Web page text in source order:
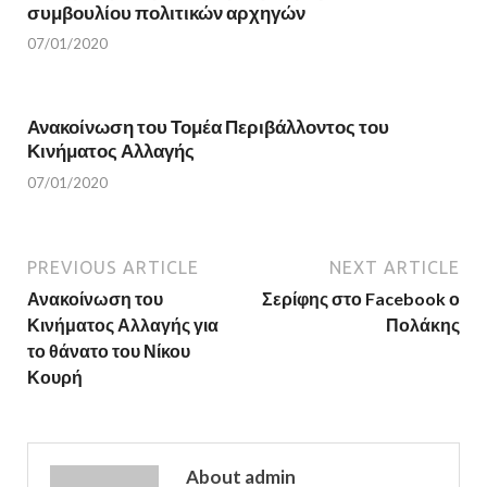
)
συμβουλίου πολιτικών αρχηγών
07/01/2020
Ανακοίνωση του Τομέα Περιβάλλοντος του
Κινήματος Αλλαγής
07/01/2020
PREVIOUS ARTICLE
Ανακοίνωση του
Κινήματος Αλλαγής για
το θάνατο του Νίκου
Κουρή
NEXT ARTICLE
Σερίφης στο Facebook ο
Πολάκης
About admin